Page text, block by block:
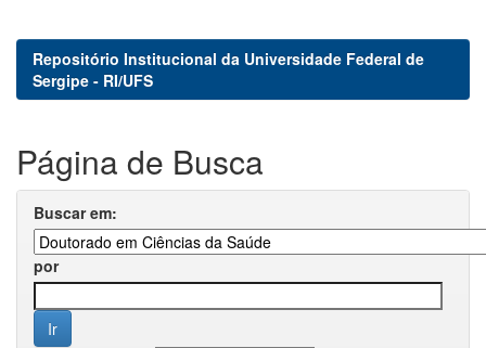
Repositório Institucional da Universidade Federal de
Sergipe - RI/UFS
Página de Busca
Buscar em:
por